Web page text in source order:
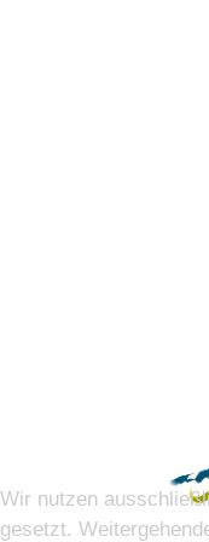
Wir nutzen
gesetzt.